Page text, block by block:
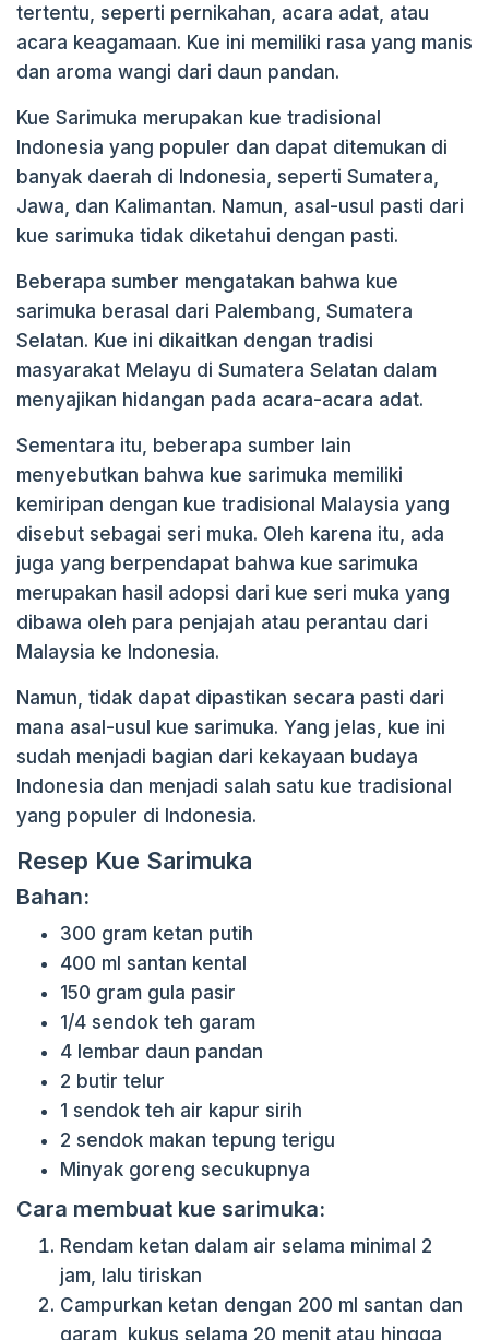
tertentu, seperti pernikahan, acara adat, atau
acara keagamaan. Kue ini memiliki rasa yang manis
dan aroma wangi dari daun pandan.
Kue Sarimuka merupakan kue tradisional
Indonesia yang populer dan dapat ditemukan di
banyak daerah di Indonesia, seperti Sumatera,
Jawa, dan Kalimantan. Namun, asal-usul pasti dari
kue sarimuka tidak diketahui dengan pasti.
Beberapa sumber mengatakan bahwa kue
sarimuka berasal dari Palembang, Sumatera
Selatan. Kue ini dikaitkan dengan tradisi
masyarakat Melayu di Sumatera Selatan dalam
menyajikan hidangan pada acara-acara adat.
Sementara itu, beberapa sumber lain
menyebutkan bahwa kue sarimuka memiliki
kemiripan dengan kue tradisional Malaysia yang
disebut sebagai seri muka. Oleh karena itu, ada
juga yang berpendapat bahwa kue sarimuka
merupakan hasil adopsi dari kue seri muka yang
dibawa oleh para penjajah atau perantau dari
Malaysia ke Indonesia.
Namun, tidak dapat dipastikan secara pasti dari
mana asal-usul kue sarimuka. Yang jelas, kue ini
sudah menjadi bagian dari kekayaan budaya
Indonesia dan menjadi salah satu kue tradisional
yang populer di Indonesia.
Resep Kue Sarimuka
Bahan:
300 gram ketan putih
400 ml santan kental
150 gram gula pasir
1/4 sendok teh garam
4 lembar daun pandan
2 butir telur
1 sendok teh air kapur sirih
2 sendok makan tepung terigu
Minyak goreng secukupnya
Cara membuat kue sarimuka:
Rendam ketan dalam air selama minimal 2
jam, lalu tiriskan
Campurkan ketan dengan 200 ml santan dan
garam, kukus selama 20 menit atau hingga